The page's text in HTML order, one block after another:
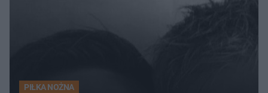
PIŁKA NOŻNA